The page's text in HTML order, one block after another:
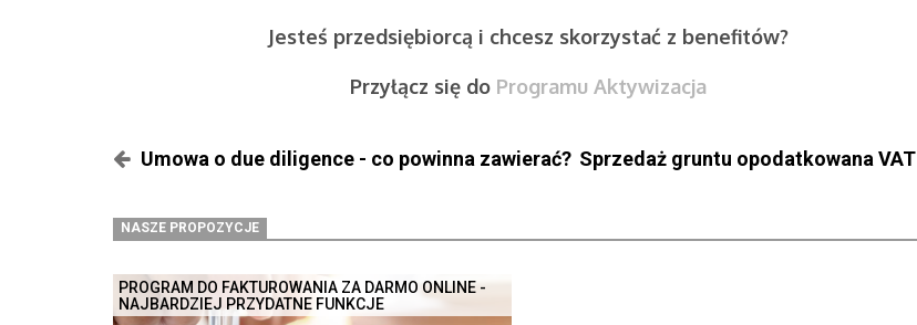
Jesteś przedsiębiorcą i chcesz skorzystać z benefitów?
Przyłącz się do Programu Aktywizacja
Umowa o due diligence - co powinna zawierać? Sprzedaż gruntu opodatkowana VAT
NASZE PROPOZYCJE
PROGRAM DO FAKTUROWANIA ZA DARMO ONLINE -
NAJBARDZIEJ PRZYDATNE FUNKCJE